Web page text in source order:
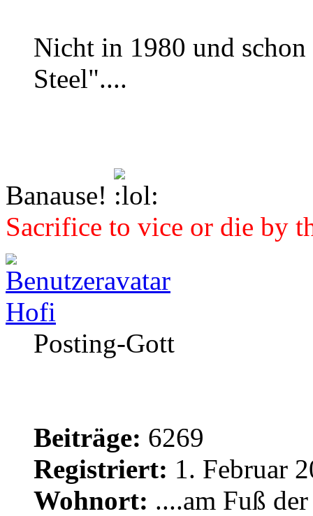
Nicht in 1980 und
Steel"....
Banause!
Sacrifice to vice or die by
Hofi
Posting-Gott
Beiträge: 6269
Registriert: 1. Februar
Wohnort: ....am Fuß